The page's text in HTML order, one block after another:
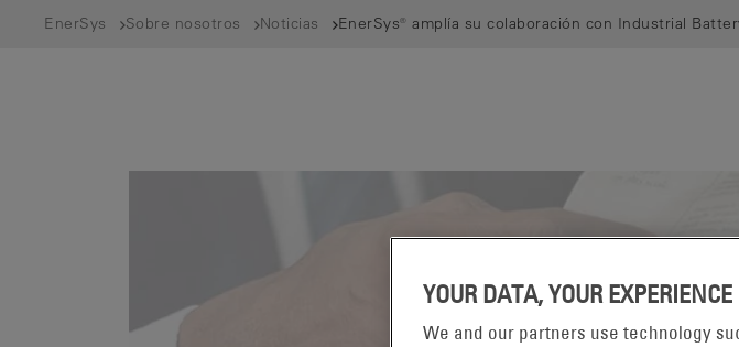
EnerSys Sobre nosotros Noticias EnerSys® amplía su colaboración con Industrial
YOUR DATA, YOUR EXPERIENCE
We and our partners use technology